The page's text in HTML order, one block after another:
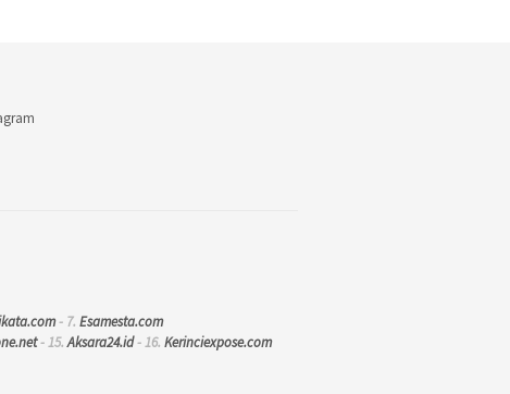
- 7. Esamesta.com
- 15.Aksara24.id- 16. Kerinciexpose.com